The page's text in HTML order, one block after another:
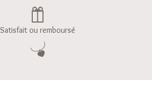
Satisfait ou remboursé